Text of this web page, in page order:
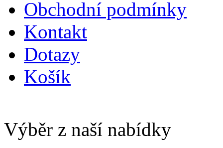
Obchodní podmínky
Kontakt
Dotazy
Košík
Výběr z naší nabídky